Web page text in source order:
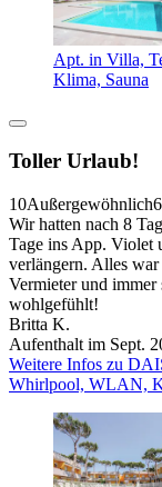
Apt. in Villa,
Klima, Sauna
Toller Urlaub!
10Außergewöhnlich
Wir hatten nach 8
Tage ins App. Violet
verlängern. Alles
Vermieter und
wohlgefühlt!
Britta K.
Aufenthalt im Sept.
Weitere Infos zu
Whirlpool, WLAN,